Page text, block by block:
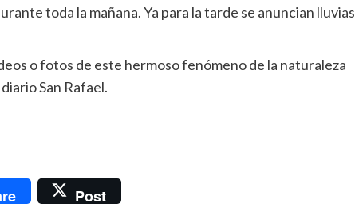
toda la mañana. Ya para la tarde se anuncian lluvias
o fotos de este hermoso fenómeno de la naturaleza
San Rafael.
Post